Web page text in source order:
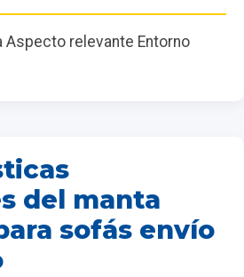
Aspecto relevante Entorno
del manta
sofás envío